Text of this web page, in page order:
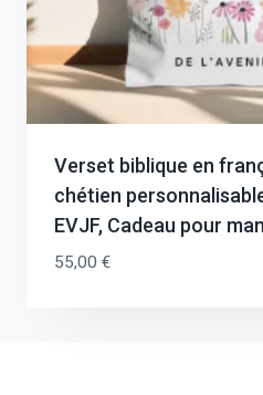
Verset biblique en
chétien
EVJF, Cadeau pour
55,00 €
MOAQCreations
Recevez 20% de
inscrivant à la
Recevez instantanément un
bons plans réguliers en vous